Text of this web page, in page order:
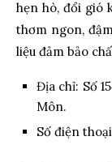
hẹn hò, đổi gió
thơm ngon,
liệu đảm bảo
Địa chỉ: Số
Môn.
Số điện